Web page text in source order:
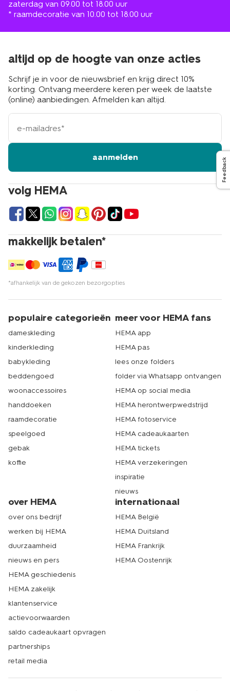
zaterdag van 09.00 tot 18.00 uur
* raamdecoratie van 10.00 tot 18.00 uur
volg HEMA
makkelijk betalen*
*afhankelijk van de gekozen bezorgopties
altijd op de hoogte van onze acties
Schrijf je in voor de nieuwsbrief en krijg direct 10%
korting. Ontvang meerdere keren per week de laatste
(online) aanbiedingen. Afmelden kan altijd.
e-
mailadres
aanmelden
populaire categorieën
dameskleding
kinderkleding
babykleding
beddengoed
woonaccessoires
handdoeken
raamdecoratie
speelgoed
gebak
koffie
meer voor HEMA fans
HEMA app
HEMA pas
lees onze folders
folder via Whatsapp ontvangen
HEMA op social media
HEMA herontwerpwedstrijd
HEMA fotoservice
HEMA cadeaukaarten
HEMA tickets
HEMA verzekeringen
inspiratie
nieuws
over HEMA
over ons bedrijf
werken bij HEMA
duurzaamheid
nieuws en pers
HEMA geschiedenis
HEMA zakelijk
klantenservice
actievoorwaarden
saldo cadeaukaart opvragen
partnerships
retail media
internationaal
HEMA België
HEMA Duitsland
HEMA Frankrijk
HEMA Oostenrijk
Feedback